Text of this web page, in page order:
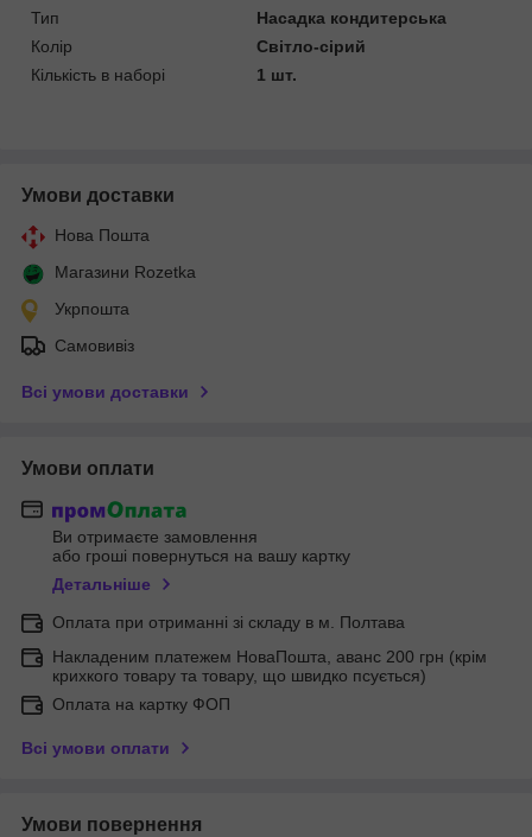
Тип
Насадка кондитерська
Колір
Світло-сірий
Кількість в наборі
1 шт.
Умови доставки
Нова Пошта
Магазини Rozetka
Укрпошта
Самовивіз
Всі умови доставки
Умови оплати
Ви отримаєте замовлення
або гроші повернуться на вашу картку
Детальніше
Оплата при отриманні зі складу в м. Полтава
Накладеним платежем НоваПошта, аванс 200 грн (крім
крихкого товару та товару, що швидко псується)
Оплата на картку ФОП
Всі умови оплати
Умови повернення